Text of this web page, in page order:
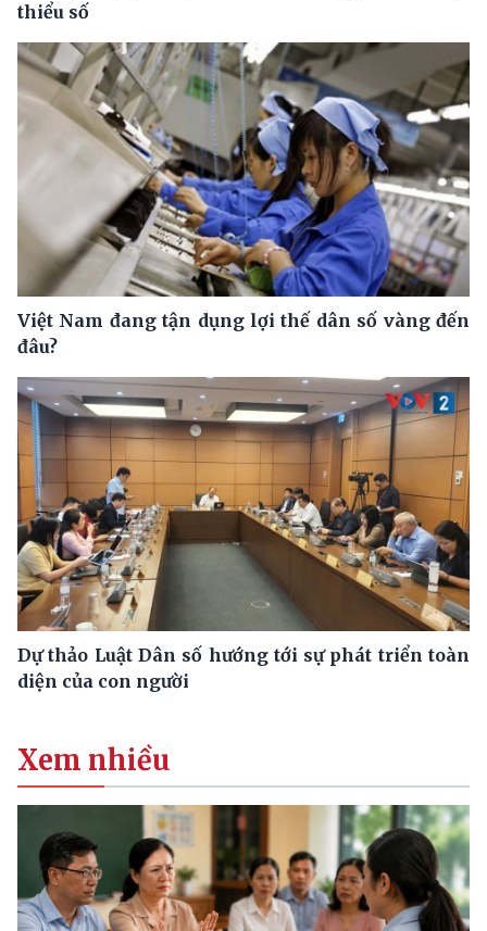
thiểu số
Việt Nam đang tận dụng lợi thế dân số vàng đến
đâu?
Dự thảo Luật Dân số hướng tới sự phát triển toàn
diện của con người
Xem nhiều